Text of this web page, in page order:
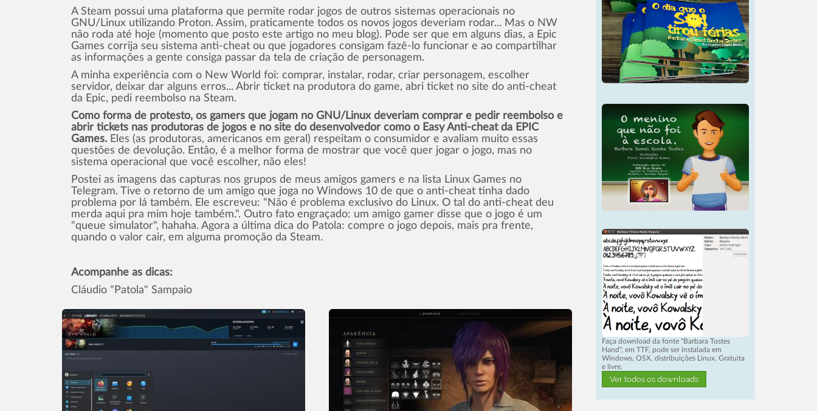
A Steam possui uma plataforma que permite rodar jogos de outros sistemas operacionais no
GNU/Linux utilizando Proton. Assim, praticamente todos os novos jogos deveriam rodar... Mas o NW
não roda até hoje (momento que posto este artigo no meu blog). Pode ser que em alguns dias, a Epic
Games corrija seu sistema anti-cheat ou que jogadores consigam fazê-lo funcionar e ao compartilhar
as informações a gente consiga passar da tela de criação de personagem.
A minha experiência com o New World foi: comprar, instalar, rodar, criar personagem, escolher
servidor, deixar dar alguns erros... Abrir ticket na produtora do game, abri ticket no site do anti-cheat
da Epic, pedi reembolso na Steam.
Como forma de protesto, os gamers que jogam no GNU/Linux deveriam comprar e pedir reembolso e
abrir tickets nas produtoras de jogos e no site do desenvolvedor como o Easy Anti-cheat da EPIC
Games. Eles (as produtoras, americanos em geral) respeitam o consumidor e avaliam muito essas
questões de devolução. Então, é a melhor forma de mostrar que você quer jogar o jogo, mas no
sistema operacional que você escolher, não eles!
Postei as imagens das capturas nos grupos de meus amigos gamers e na lista Linux Games no
Telegram. Tive o retorno de um amigo que joga no Windows 10 de que o anti-cheat tinha dado
problema por lá também. Ele escreveu: "Não é problema exclusivo do Linux. O tal do anti-cheat deu
merda aqui pra mim hoje também.". Outro fato engraçado: um amigo gamer disse que o jogo é um
"queue simulator", hahaha. Agora a última dica do Patola: compre o jogo depois, mais pra frente,
quando o valor cair, em alguma promoção da Steam.
Acompanhe as dicas:
Cláudio "Patola" Sampaio
-
Faça download da fonte "Barbara Tostes
Hand", em TTF, pode ser instalada em
Windows, OSX, distribuições Linux. Gratuita
e livre.
Ver todos os downloads